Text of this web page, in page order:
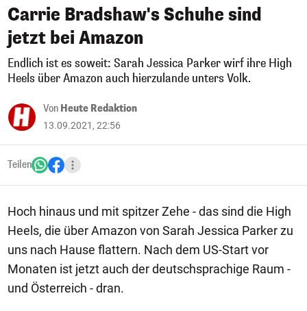
Carrie Bradshaw's Schuhe sind
jetzt bei Amazon
Endlich ist es soweit: Sarah Jessica Parker wirf ihre High
Heels über Amazon auch hierzulande unters Volk.
Von Heute Redaktion
13.09.2021, 22:56
Teilen
Hoch hinaus und mit spitzer Zehe - das sind die High
Heels, die über Amazon von Sarah Jessica Parker zu
uns nach Hause flattern. Nach dem US-Start vor
Monaten ist jetzt auch der deutschsprachige Raum -
und Österreich - dran.